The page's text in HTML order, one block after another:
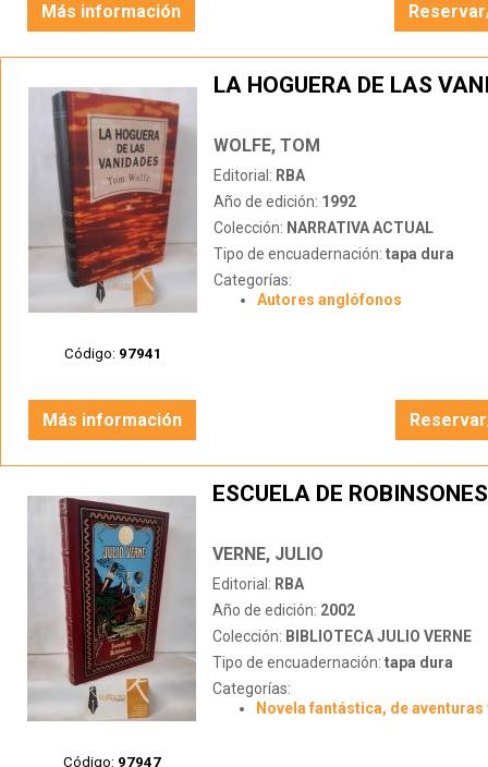
Más información
Código: 97941
LA HOGUERA DE LAS
WOLFE, TOM
Editorial: RBA
Año de edición: 1992
Colección: NARRATIVA ACTUAL
Tipo de encuadernación: tapa dura
Categorías:
Autores anglófonos
Más información
Código: 97947
ESCUELA DE ROBINSONES
VERNE, JULIO
Editorial: RBA
Año de edición: 2002
Colección: BIBLIOTECA JULIO VERNE
Tipo de encuadernación: tapa dura
Categorías:
Novela fantástica, de aventuras